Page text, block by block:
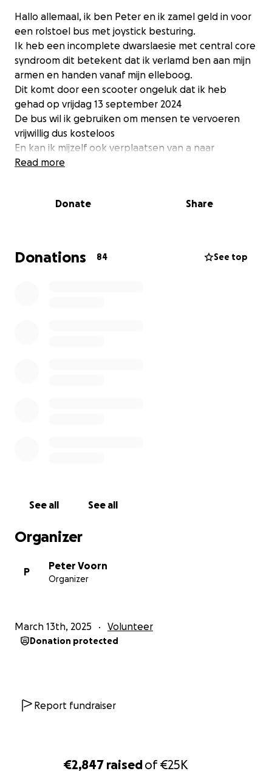
€2,847 raisedof€25K
Hallo allemaal, ik ben Peter en ik zamel geld in voor
een rolstoel bus met joystick besturing.
Ik heb een incomplete dwarslaesie met central core
syndroom dit betekent dat ik verlamd ben aan mijn
armen en handen vanaf mijn elleboog.
Dit komt door een scooter ongeluk dat ik heb
gehad op vrijdag 13 september 2024
De bus wil ik gebruiken om mensen te vervoeren
vrijwillig dus kosteloos
En kan ik mijzelf ook verplaatsen van a naar
b
Ik heb dus jullie hulp hard nodig
Read more
Donate Share
Donations 84 See top
See all See all
Organizer
P
Peter Voorn
Organizer
March 13th, 2025 Volunteer
Donation protected
Report fundraiser